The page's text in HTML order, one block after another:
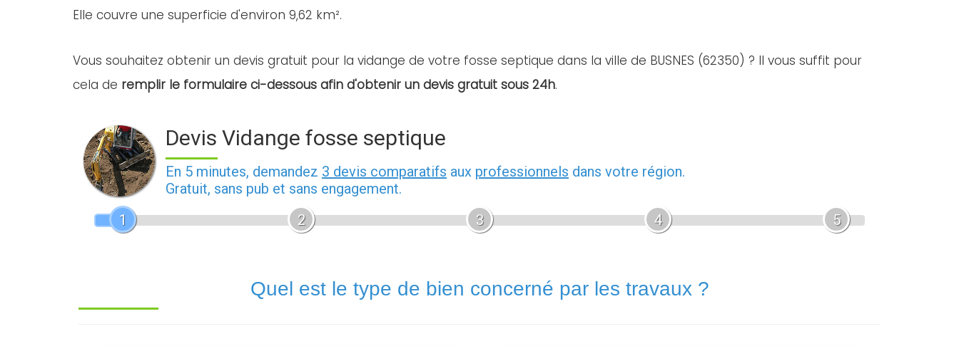
Elle couvre une superficie d'environ 9,62 km².
Vous souhaitez obtenir un devis gratuit pour la vidange de votre fosse septique dans la ville de BUSNES (62350) ? Il vous suffit pour
cela de remplir le formulaire ci-dessous afin d'obtenir un devis gratuit sous 24h.
Devis Vidange fosse septique
En 5 minutes, demandez 3 devis comparatifs aux professionnels dans votre région.
Gratuit, sans pub et sans engagement.
1
2 3 4 5
Quel est le type de bien concerné par les travaux ?